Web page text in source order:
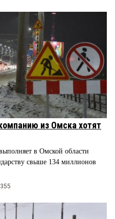
из Омска хотят
в Омской области
свыше 134 миллионов